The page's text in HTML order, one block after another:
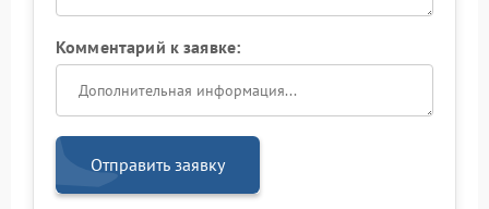
Комментарий к заявке:
Отправить заявку